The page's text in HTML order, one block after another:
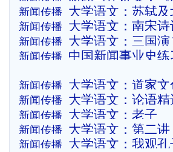
新闻传播 大学语文：苏轼及
新闻传播 大学语文：南宋诗
新闻传播 大学语文：三国演
新闻传播 中国新闻事业史
新闻传播 大学语文：道家
新闻传播 大学语文：论语精
新闻传播 大学语文：老子
新闻传播 大学语文：第二讲
新闻传播 大学语文：我观孔